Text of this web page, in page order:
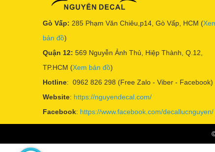
Gò Vấp: 285 Phạm Văn Chiêu,p14, Gò Vấp, HCM (
bản đồ)
Quận 12: 569 Nguyễn Ảnh Thủ, Hiệp Thành, Q.12,
TP.HCM (Xem bản đồ)
Hotline: 0962 826 298 (Free Zalo - Viber - Facebook)
Website: https://nguyendecal.com/
Facebook: https://www.facebook.com/decallucnguyen/